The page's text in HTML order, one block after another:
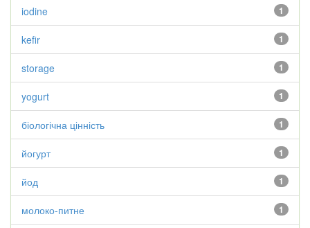
1
iodine
1
kefir
1
storage
1
yogurt
1
біологічна цінність
1
йогурт
1
йод
1
молоко-питне